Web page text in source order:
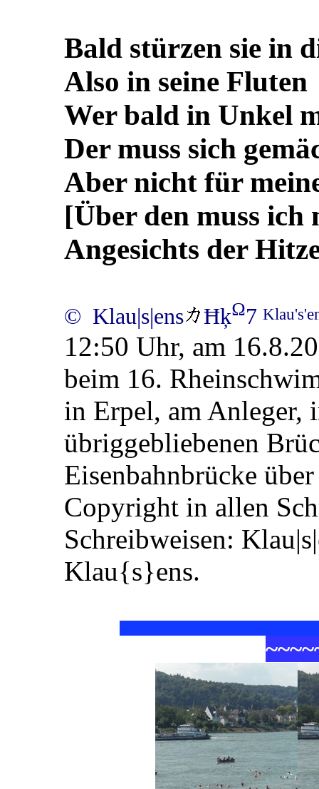
Bald stürzen sie in
Also in seine Fluten
Wer bald in Unkel
Der muss sich
Aber nicht für
[Über den muss ich
Angesichts der
© Klau|s|ens ĦķΩ7
12:50 Uhr, am
beim 16.
in Erpel, am Anleger,
übriggebliebenen
Eisenbahnbrücke
Copyright in allen
Schreibweisen:
Klau{s}ens.
~~~~